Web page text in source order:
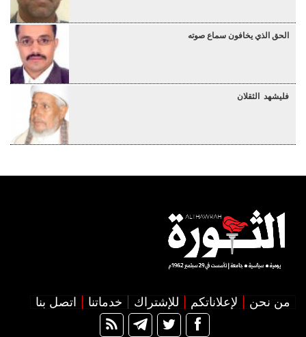
الحق الذي يخافون سماع صوته
فليشهد الثقلان
من نحن لإعلاناتكم للإشتراك خدماتنا اتصل بنا